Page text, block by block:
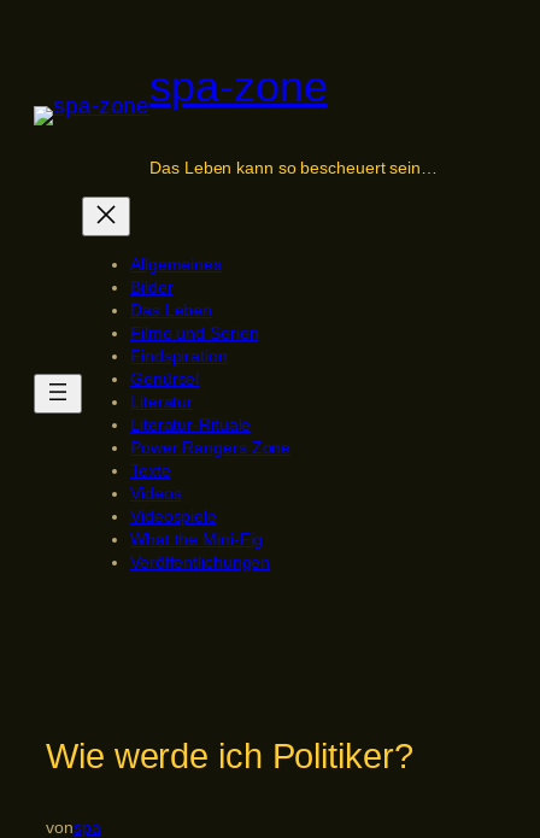
spa-zone
Das Leben kann so bescheuert sein…
Allgemeines
Bilder
Das Leben
Filme und Serien
Findspiration
Genürsel
Literatur
Literatur-Rituale
Power Rangers Zone
Texte
Videos
Videospiele
What the Mini-Fig
Veröffentlichungen
Wie werde ich Politiker?
vonspa